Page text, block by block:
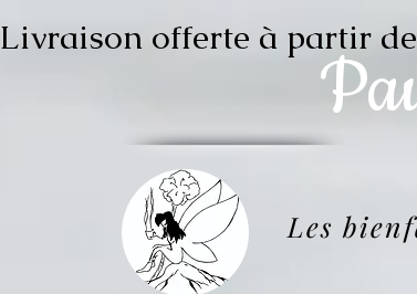
Livraison offerte à partir
Les